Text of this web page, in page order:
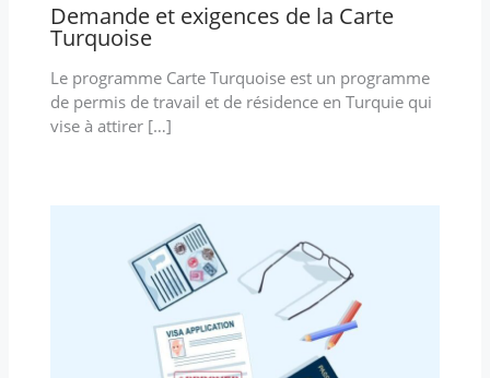
Demande et exigences de la Carte
Turquoise
Le programme Carte Turquoise est un programme
de permis de travail et de résidence en Turquie qui
vise à attirer […]